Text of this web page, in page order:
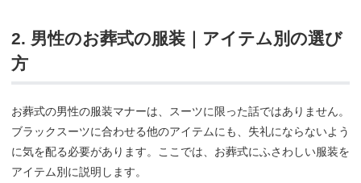
2. 男性のお葬式の服装｜アイテム別の選び
方
お葬式の男性の服装マナーは、スーツに限った話ではありません。
ブラックスーツに合わせる他のアイテムにも、失礼にならないよう
に気を配る必要があります。ここでは、お葬式にふさわしい服装を
アイテム別に説明します。